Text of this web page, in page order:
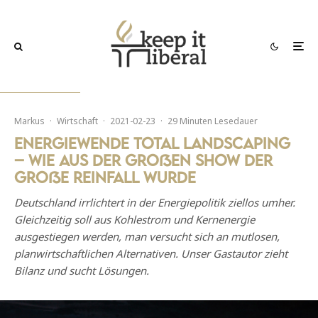
Markus · Wirtschaft · 2021-02-23 · 29 Minuten Lesedauer
Energiewende Total Landscaping
– Wie aus der großen Show der
große Reinfall wurde
Deutschland irrlichtert in der Energiepolitik ziellos umher.
Gleichzeitig soll aus Kohlestrom und Kernenergie
ausgestiegen werden, man versucht sich an mutlosen,
planwirtschaftlichen Alternativen. Unser Gastautor zieht
Bilanz und sucht Lösungen.